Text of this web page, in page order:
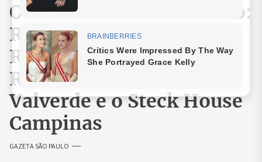
Os Bastidores do Sucesso:
Renato Bernardinelli
Revela a Verdade Sobre
Rafael Antoniaze
Valverde e o Steck House
Campinas
GAZETA SÃO PAULO